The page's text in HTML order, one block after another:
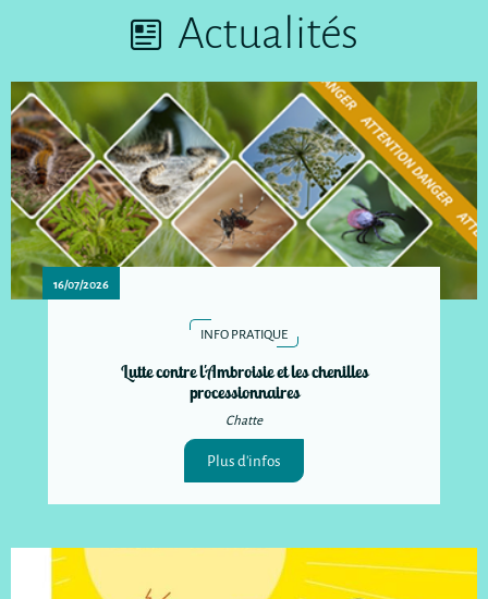
Actualités
16/07/2026
INFO PRATIQUE
Lutte contre l'Ambroisie et les chenilles
processionnaires
Chatte
Plus d'infos